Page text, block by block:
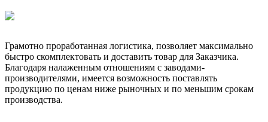
Грамотно проработанная логистика, позволяет максимально
быстро скомплектовать и доставить товар для Заказчика.
Благодаря налаженным отношениям с заводами-
производителями, имеется возможность поставлять
продукцию по ценам ниже рыночных и по меньшим срокам
производства.